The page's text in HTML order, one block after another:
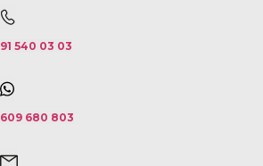
91 540 03 03
609 680 803